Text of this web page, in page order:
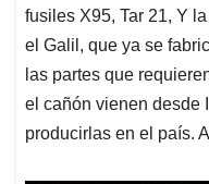
fusiles X95, Tar 21, Y
el Galil, que ya se
las partes que
el cañón vienen desde
producirlas en el país.